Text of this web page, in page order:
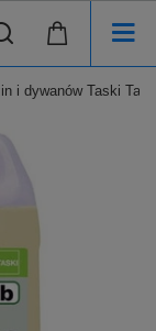
i dywanów Taski